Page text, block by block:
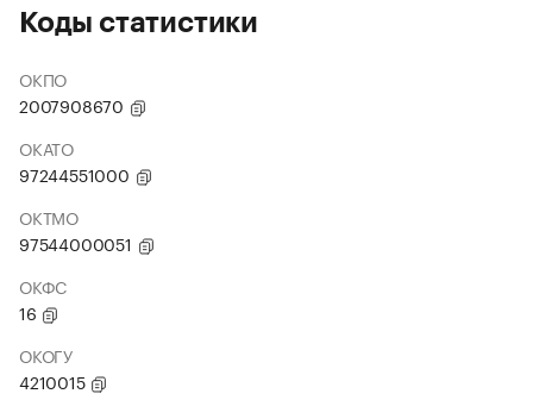
Коды статистики
ОКПО
2007908670
ОКАТО
97244551000
ОКТМО
97544000051
ОКФС
16
ОКОГУ
4210015